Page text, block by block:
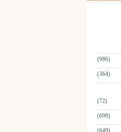
(986)
(364)
(72)
(690)
(649)